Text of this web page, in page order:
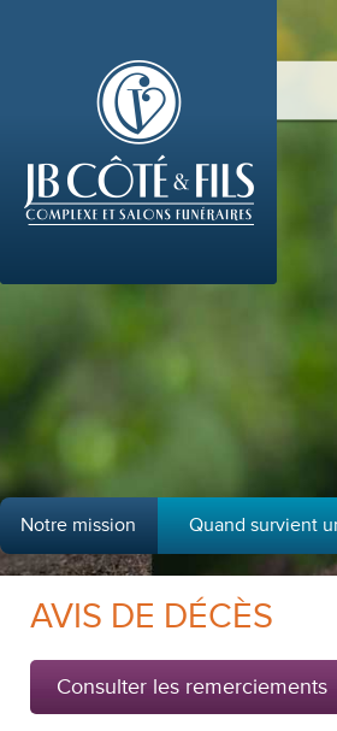
Notre mission Quand survient
AVIS DE DÉCÈS
Consulter les remerciements